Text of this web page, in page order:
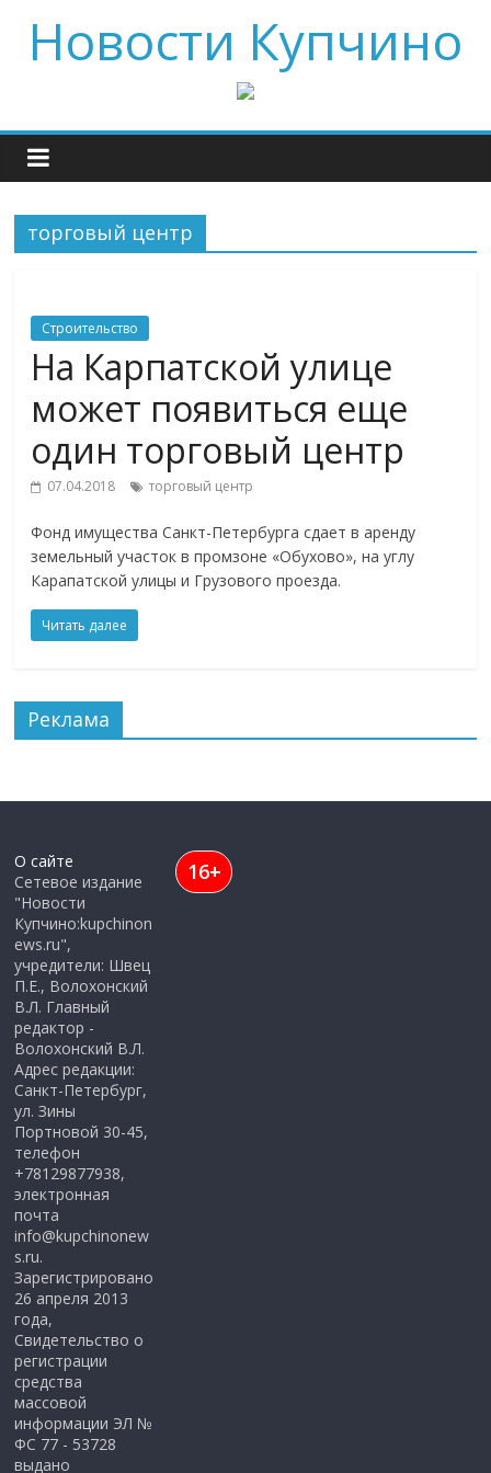
Новости Купчино
торговый центр
Строительство
На Карпатской улице
может появиться еще
один торговый центр
07.04.2018 торговый центр
Фонд имущества Санкт-Петербурга сдает в аренду
земельный участок в промзоне «Обухово», на углу
Карапатской улицы и Грузового проезда.
Читать далее
Реклама
О сайте
Сетевое издание
"Новости
Купчино:kupchinon
ews.ru",
учредители: Швец
П.Е., Волохонский
В.Л. Главный
редактор -
Волохонский В.Л.
Адрес редакции:
Санкт-Петербург,
ул. Зины
Портновой 30-45,
телефон
+78129877938,
электронная
почта
info@kupchinonew
s.ru.
Зарегистрировано
26 апреля 2013
года,
Свидетельство о
регистрации
средства
массовой
информации ЭЛ №
ФС 77 - 53728
выдано
16+